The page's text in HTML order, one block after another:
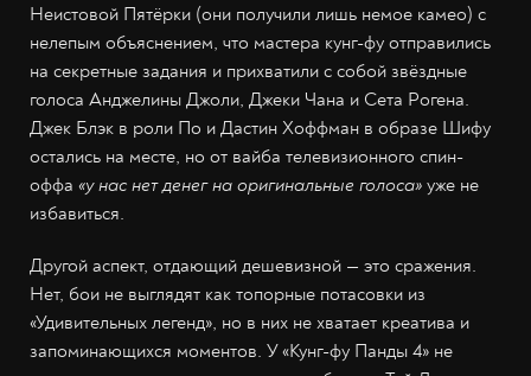
Неистовой Пятёрки (они получили лишь немое камео) с
нелепым объяснением, что мастера кунг-фу отправились
на секретные задания и прихватили с собой звёздные
голоса Анджелины Джоли, Джеки Чана и Сета Рогена.
Джек Блэк в роли По и Дастин Хоффман в образе Шифу
остались на месте, но от вайба телевизионного спин-
оффа «у нас нет денег на оригинальные голоса» уже не
избавиться.
Другой аспект, отдающий дешевизной — это сражения.
Нет, бои не выглядят как топорные потасовки из
«Удивительных легенд», но в них не хватает креатива и
запоминающихся моментов. У «Кунг-фу Панды 4» не